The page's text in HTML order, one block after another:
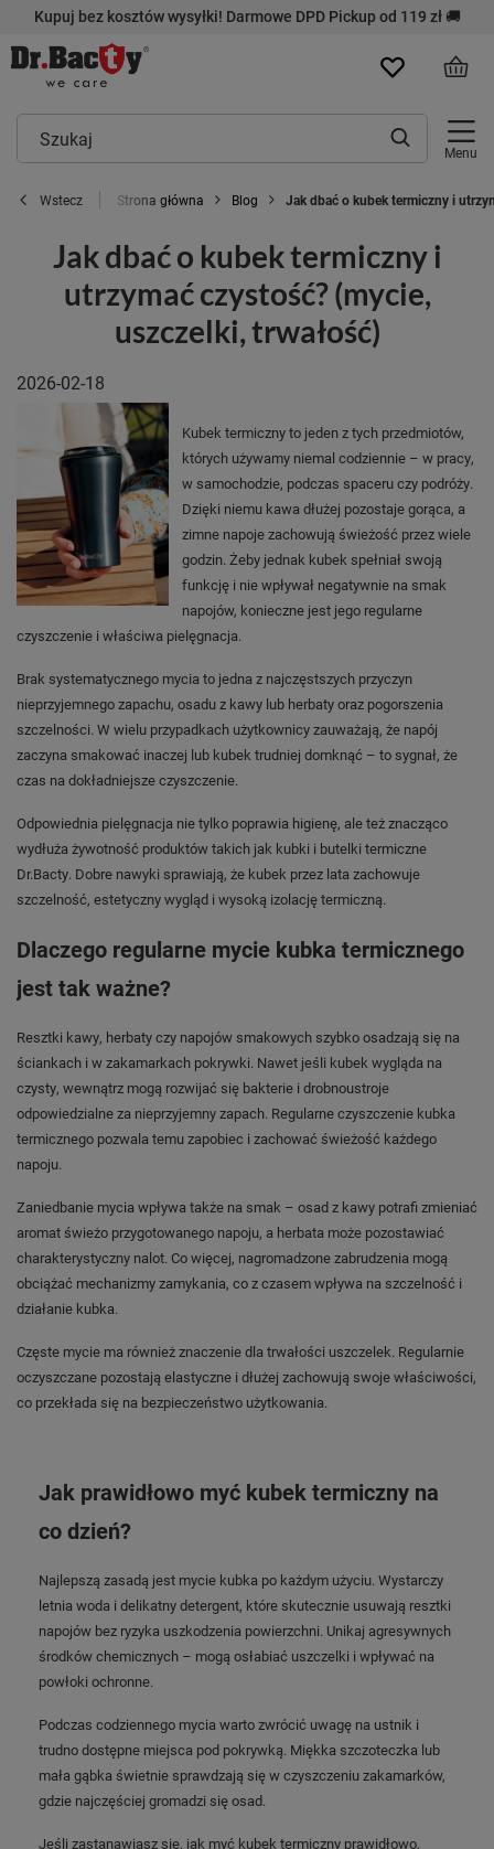
Kupuj bez kosztów wysyłki! Darmowe DPD Pickup od 119 zł 🚚
Menu
Wstecz Strona główna Blog Jak dbać o kubek termiczny i
Jak dbać o kubek termiczny i
utrzymać czystość? (mycie,
uszczelki, trwałość)
2026-02-18
Kubek termiczny to jeden z tych przedmiotów,
których używamy niemal codziennie – w pracy,
w samochodzie, podczas spaceru czy podróży.
Dzięki niemu kawa dłużej pozostaje gorąca, a
zimne napoje zachowują świeżość przez wiele
godzin. Żeby jednak kubek spełniał swoją
funkcję i nie wpływał negatywnie na smak
napojów, konieczne jest jego regularne
czyszczenie i właściwa pielęgnacja.
Brak systematycznego mycia to jedna z najczęstszych przyczyn
nieprzyjemnego zapachu, osadu z kawy lub herbaty oraz pogorszenia
szczelności. W wielu przypadkach użytkownicy zauważają, że napój
zaczyna smakować inaczej lub kubek trudniej domknąć – to sygnał, że
czas na dokładniejsze czyszczenie.
Odpowiednia pielęgnacja nie tylko poprawia higienę, ale też znacząco
wydłuża żywotność produktów takich jak kubki i butelki termiczne
Dr.Bacty. Dobre nawyki sprawiają, że kubek przez lata zachowuje
szczelność, estetyczny wygląd i wysoką izolację termiczną.
Dlaczego regularne mycie kubka termicznego
jest tak ważne?
Resztki kawy, herbaty czy napojów smakowych szybko osadzają się na
ściankach i w zakamarkach pokrywki. Nawet jeśli kubek wygląda na
czysty, wewnątrz mogą rozwijać się bakterie i drobnoustroje
odpowiedzialne za nieprzyjemny zapach. Regularne czyszczenie kubka
termicznego pozwala temu zapobiec i zachować świeżość każdego
napoju.
Zaniedbanie mycia wpływa także na smak – osad z kawy potrafi zmieniać
aromat świeżo przygotowanego napoju, a herbata może pozostawiać
charakterystyczny nalot. Co więcej, nagromadzone zabrudzenia mogą
obciążać mechanizmy zamykania, co z czasem wpływa na szczelność i
działanie kubka.
Częste mycie ma również znaczenie dla trwałości uszczelek. Regularnie
oczyszczane pozostają elastyczne i dłużej zachowują swoje właściwości,
co przekłada się na bezpieczeństwo użytkowania.
Jak prawidłowo myć kubek termiczny na
co dzień?
Najlepszą zasadą jest mycie kubka po każdym użyciu. Wystarczy
letnia woda i delikatny detergent, które skutecznie usuwają resztki
napojów bez ryzyka uszkodzenia powierzchni. Unikaj agresywnych
środków chemicznych – mogą osłabiać uszczelki i wpływać na
powłoki ochronne.
Podczas codziennego mycia warto zwrócić uwagę na ustnik i
trudno dostępne miejsca pod pokrywką. Miękka szczoteczka lub
mała gąbka świetnie sprawdzają się w czyszczeniu zakamarków,
gdzie najczęściej gromadzi się osad.
Jeśli zastanawiasz się, jak myć kubek termiczny prawidłowo,